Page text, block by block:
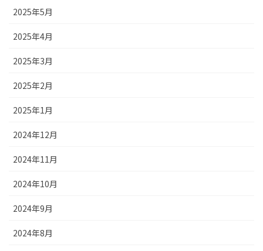
2025年5月
2025年4月
2025年3月
2025年2月
2025年1月
2024年12月
2024年11月
2024年10月
2024年9月
2024年8月